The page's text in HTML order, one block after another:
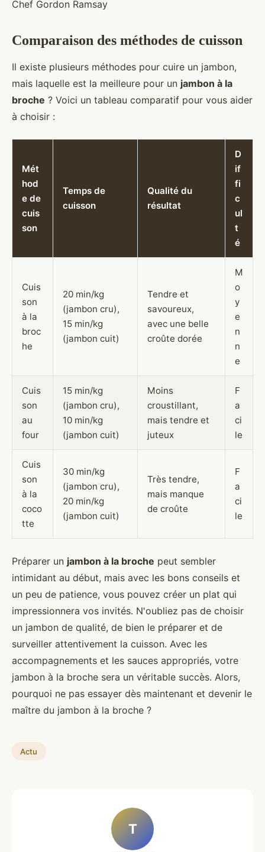
Chef Gordon Ramsay
Comparaison des méthodes de cuisson
Il existe plusieurs méthodes pour cuire un jambon,
mais laquelle est la meilleure pour un jambon à la
broche ? Voici un tableau comparatif pour vous aider
à choisir :
Mét
hod
e de
cuis
son
Temps de
cuisson
Qualité du
résultat
D
if
fi
c
ul
t
é
Cuis
son
à la
broc
he
20 min/kg
(jambon cru),
15 min/kg
(jambon cuit)
Tendre et
savoureux,
avec une belle
croûte dorée
M
o
y
e
n
n
e
Cuis
son
au
four
15 min/kg
(jambon cru),
10 min/kg
(jambon cuit)
Moins
croustillant,
mais tendre et
juteux
F
a
ci
le
Cuis
son
à la
coco
tte
30 min/kg
(jambon cru),
20 min/kg
(jambon cuit)
Très tendre,
mais manque
de croûte
F
a
ci
le
Préparer un jambon à la broche peut sembler
intimidant au début, mais avec les bons conseils et
un peu de patience, vous pouvez créer un plat qui
impressionnera vos invités. N'oubliez pas de choisir
un jambon de qualité, de bien le préparer et de
surveiller attentivement la cuisson. Avec les
accompagnements et les sauces appropriés, votre
jambon à la broche sera un véritable succès. Alors,
pourquoi ne pas essayer dès maintenant et devenir le
maître du jambon à la broche ?
Actu
T